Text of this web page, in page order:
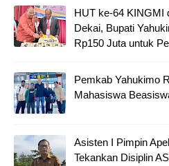
HUT ke-64 KINGMI
Dekai, Bupati
Rp150 Juta untuk
Pemkab Yahukimo
Mahasiswa
Asisten I Pimpin
Tekankan Disiplin